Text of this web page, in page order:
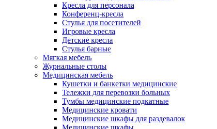
Кресла для персонала
Конференц-кресла
Стулья для посетителей
Игровые кресла
Детские кресла
Стулья барные
Мягкая мебель
Журнальные столы
Медицинская мебель
Кушетки и банкетки медицинские
Тележки для перевозки больных
Тумбы медицинские подкатные
Медицинские кровати
Медицинские шкафы для раздевалок
Медицинские шкафы